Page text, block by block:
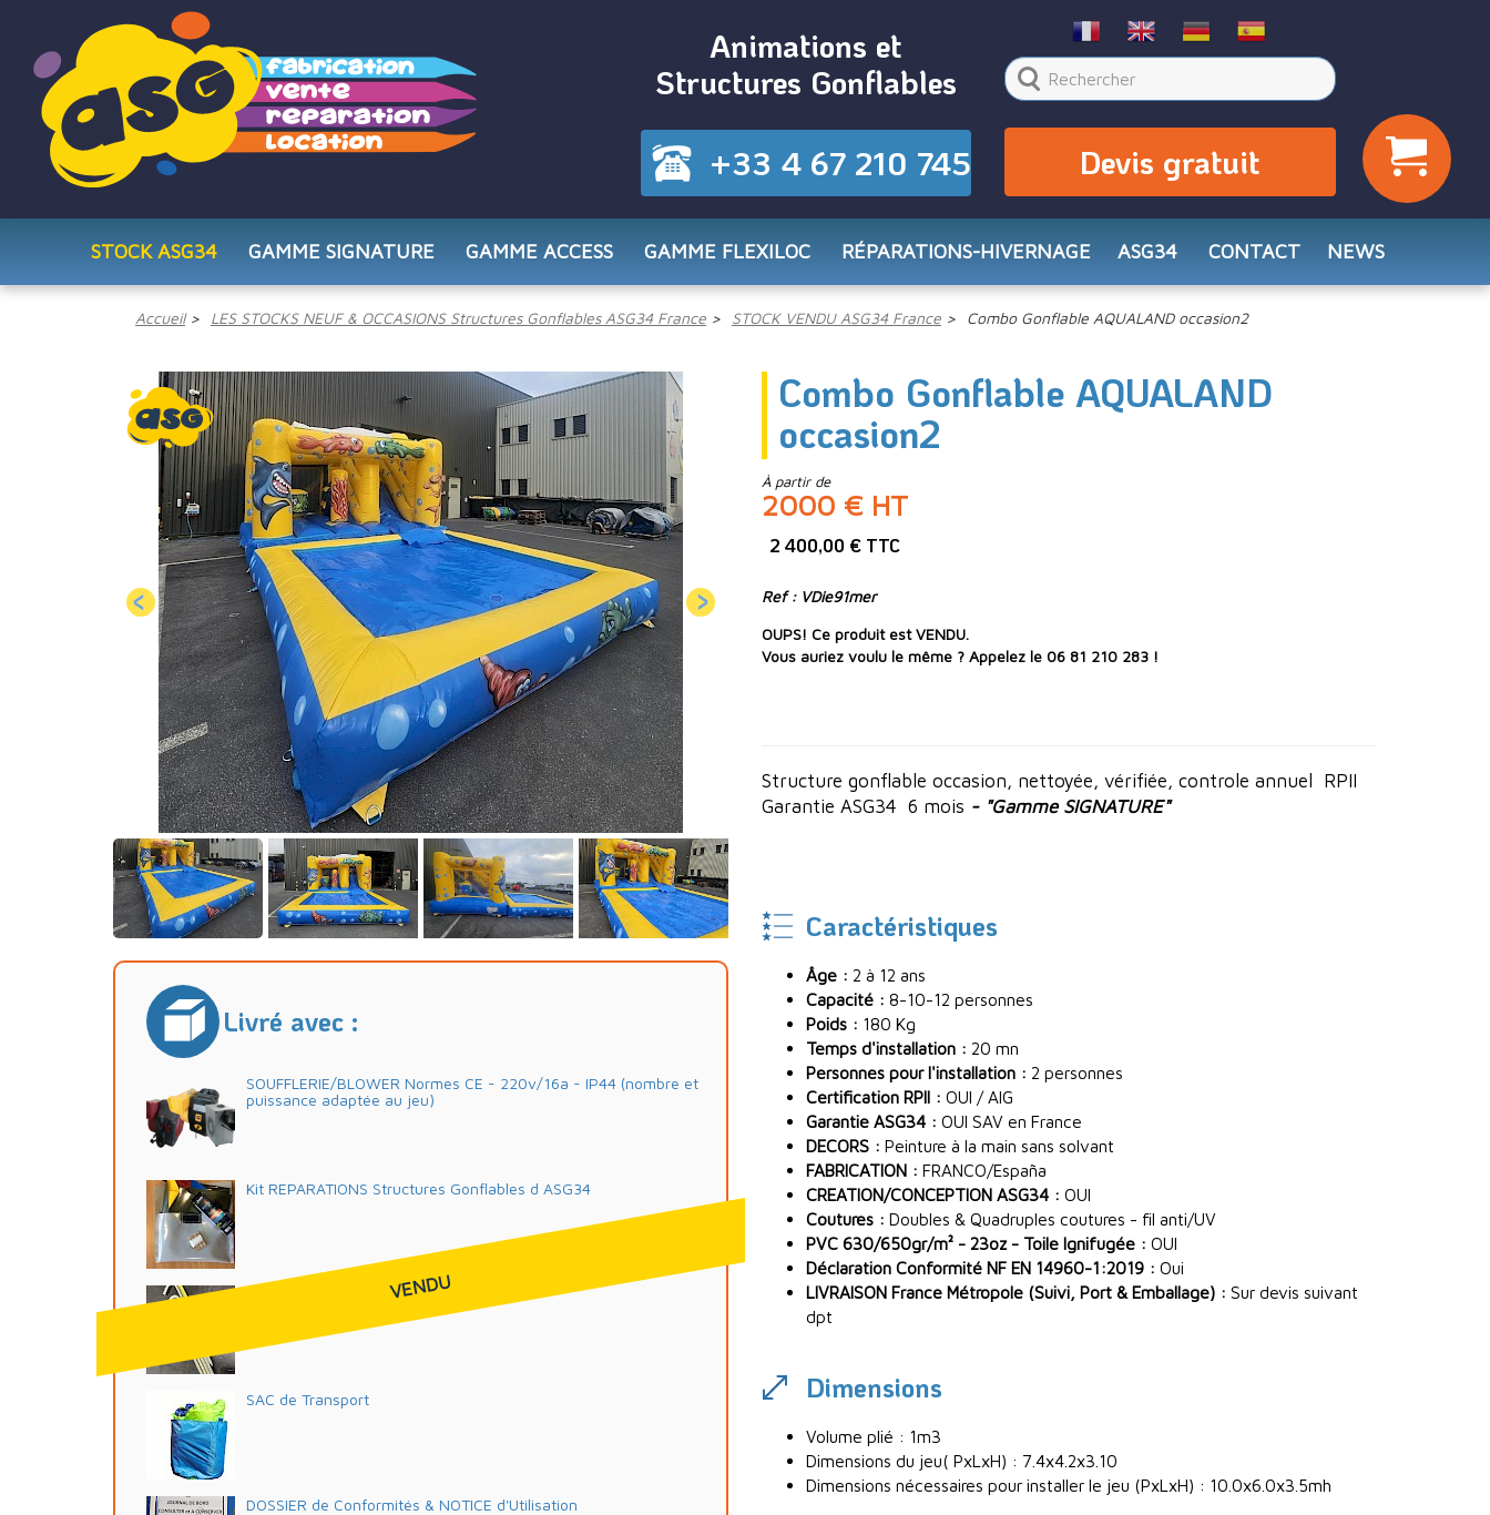
Animations et
Structures Gonflables
+33 4 67 210 745 Devis gratuit
STOCK ASG34 GAMME SIGNATURE GAMME ACCESS GAMME FLEXILOC RÉPARATIONS-HIVERNAGE ASG34 CONTACT NEWS
Accueil LES STOCKS NEUF & OCCASIONS Structures Gonflables ASG34 France STOCK VENDU ASG34 France Combo Gonflable AQUALAND occasion2
VENDU
Livré avec :
SOUFFLERIE/BLOWER Normes CE - 220v/16a - IP44 (nombre et
puissance adaptée au jeu)
Kit REPARATIONS Structures Gonflables d ASG34
Crosses, Piquets d'ANCRAGE 42 cm
SAC de Transport
DOSSIER de Conformités & NOTICE d'Utilisation
Combo Gonflable AQUALAND
occasion2
À partir de
2000 € HT
2 400,00 € TTC
Ref : VDie91mer
OUPS! Ce produit est VENDU.
Vous auriez voulu le même ? Appelez le 06 81 210 283 !
Structure gonflable occasion, nettoyée, vérifiée, controle annuel RPII
Garantie ASG34 6 mois - "Gamme SIGNATURE"
Caractéristiques
Âge : 2 à 12 ans
Capacité : 8-10-12 personnes
Poids : 180 Kg
Temps d'installation : 20 mn
Personnes pour l'installation : 2 personnes
Certification RPII : OUI / AIG
Garantie ASG34 : OUI SAV en France
DECORS : Peinture à la main sans solvant
FABRICATION : FRANCO/España
CREATION/CONCEPTION ASG34 : OUI
Coutures : Doubles & Quadruples coutures - fil anti/UV
PVC 630/650gr/m² - 23oz - Toile Ignifugée : OUI
Déclaration Conformité NF EN 14960-1:2019 : Oui
LIVRAISON France Métropole (Suivi, Port & Emballage) : Sur devis suivant
dpt
Dimensions
Volume plié : 1m3
Dimensions du jeu( PxLxH) : 7.4x4.2x3.10
Dimensions nécessaires pour installer le jeu (PxLxH) : 10.0x6.0x3.5mh